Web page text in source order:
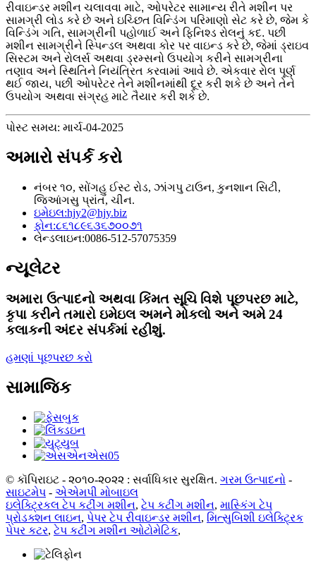
રીવાઇન્ડર મશીન ચલાવવા માટે, ઓપરેટર સામાન્ય રીતે મશીન પર
સામગ્રી લોડ કરે છે અને ઇચ્છિત વિન્ડિંગ પરિમાણો સેટ કરે છે, જેમ કે
વિન્ડિંગ ગતિ, સામગ્રીની પહોળાઈ અને ફિનિશ્ડ રોલનું કદ. પછી
મશીન સામગ્રીને સ્પિન્ડલ અથવા કોર પર વાઇન્ડ કરે છે, જેમાં ડ્રાઇવ
સિસ્ટમ અને રોલર્સ અથવા ડ્રમ્સનો ઉપયોગ કરીને સામગ્રીના
તણાવ અને સ્થિતિને નિયંત્રિત કરવામાં આવે છે. એકવાર રોલ પૂર્ણ
થઈ જાય, પછી ઓપરેટર તેને મશીનમાંથી દૂર કરી શકે છે અને તેને
ઉપયોગ અથવા સંગ્રહ માટે તૈયાર કરી શકે છે.
પોસ્ટ સમય: માર્ચ-04-2025
અમારો સંપર્ક કરો
નંબર ૧૦, સોંગહુ ઈસ્ટ રોડ, ઝાંગપુ ટાઉન, કુનશાન સિટી,
જિઆંગસુ પ્રાંત, ચીન.
ઇમેઇલ:hjy2@hjy.biz
ફોન:૮૬૧૮૯૬૩૬૭૦૦૭૧
લેન્ડલાઇન:0086-512-57075359
ન્યૂલેટર
અમારા ઉત્પાદનો અથવા કિંમત સૂચિ વિશે પૂછપરછ માટે,
કૃપા કરીને તમારો ઇમેઇલ અમને મોકલો અને અમે 24
કલાકની અંદર સંપર્કમાં રહીશું.
હમણાં પૂછપરછ કરો
સામાજિક
© કૉપિરાઇટ - ૨૦૧૦-૨૦૨૨ : સર્વાધિકાર સુરક્ષિત. ગરમ ઉત્પાદનો -
સાઇટમેપ - એએમપી મોબાઇલ
ઇલેક્ટ્રિકલ ટેપ કટીંગ મશીન, ટેપ કટીંગ મશીન, માસ્કિંગ ટેપ
પ્રોડક્શન લાઇન, પેપર ટેપ રીવાઇન્ડર મશીન, મિત્સુબિશી ઇલેક્ટ્રિક
પેપર કટર, ટેપ કટીંગ મશીન ઓટોમેટિક,